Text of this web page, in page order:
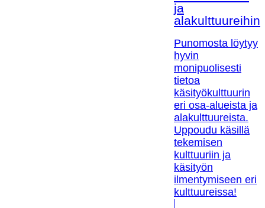
ja
alakulttuureihin!
Punomosta löytyy
hyvin
monipuolisesti
tietoa
käsityökulttuurin
eri osa-alueista ja
alakulttuureista.
Uppoudu käsillä
tekemisen
kulttuuriin ja
käsityön
ilmentymiseen eri
kulttuureissa!